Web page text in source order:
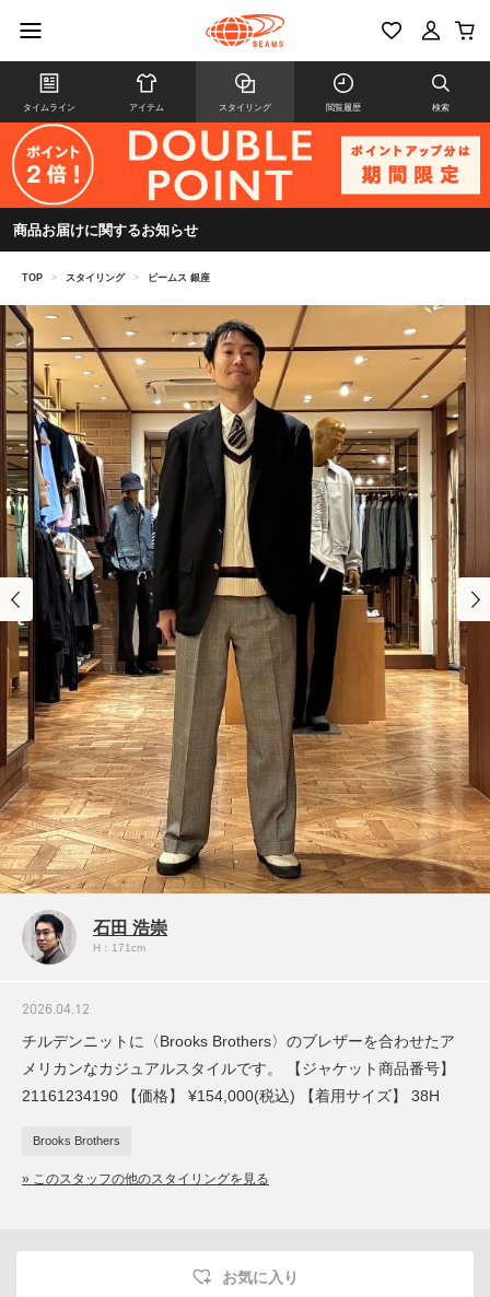
タイムライン アイテム スタイリング 閲覧履歴 検索
商品お届けに関するお知らせ
TOP > スタイリング > ビームス 銀座
石田 浩崇
H：171cm
2026.04.12
チルデンニットに〈Brooks Brothers〉のブレザーを合わせたア
メリカンなカジュアルスタイルです。 【ジャケット商品番号】
21161234190 【価格】 ¥154,000(税込) 【着用サイズ】 38H
Brooks Brothers
» このスタッフの他のスタイリングを見る
お気に入り